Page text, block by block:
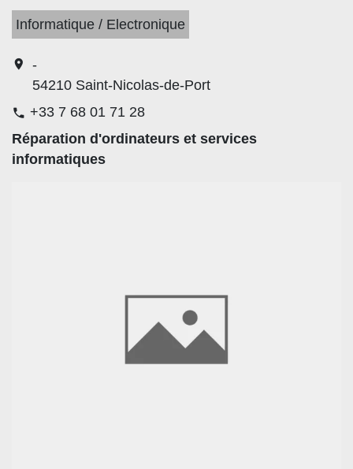
Informatique / Electronique
location_on
-
54210 Saint-Nicolas-de-Port
phone +33 7 68 01 71 28
Réparation d'ordinateurs et services
informatiques